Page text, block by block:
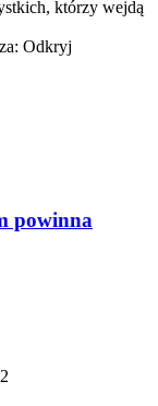
którzy wejdą
powinna